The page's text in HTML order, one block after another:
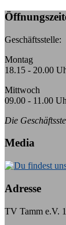
Geschäftsstelle:
Montag
18.15 - 20.00
Mittwoch
09.00 - 11.00
Die
Media
Adresse
TV Tamm e.V.